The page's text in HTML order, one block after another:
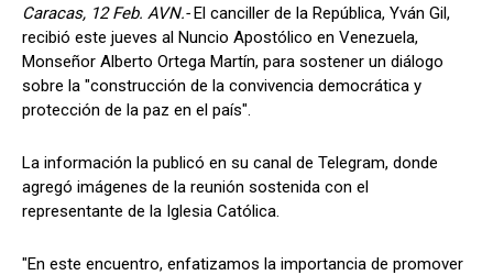
Caracas, 12 Feb. AVN.-El canciller de la República, Yván Gil,
recibió este jueves al Nuncio Apostólico en Venezuela,
Monseñor Alberto Ortega Martín, para sostener un diálogo
sobre la "construcción de la convivencia democrática y
protección de la paz en el país".
La información la publicó en su canal de Telegram, donde
agregó imágenes de la reunión sostenida con el
representante de la Iglesia Católica.
"En este encuentro, enfatizamos la importancia de promover